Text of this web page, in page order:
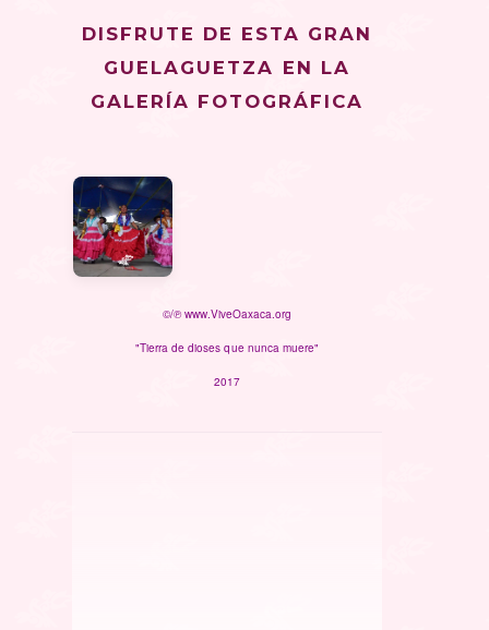
DISFRUTE DE ESTA GRAN
GUELAGUETZA EN LA
GALERÍA FOTOGRÁFICA
©/℗ www.ViveOaxaca.org
"Tierra de dioses que nunca muere"
2017